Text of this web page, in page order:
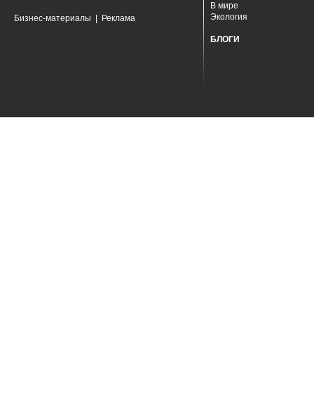
Бизнес-материалы Реклама
В мире
Экология
БЛОГИ